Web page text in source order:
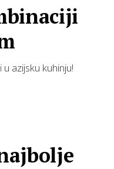
azijsku kuhinju!